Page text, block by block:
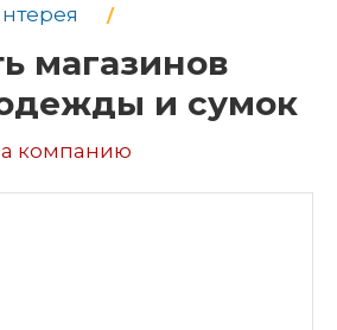
магазинов
и сумок
компанию